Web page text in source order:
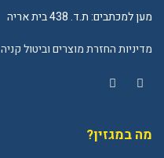
מען למכתבים: ת.ד. 438 בית אריה
מדיניות החזרת מוצרים וביטול קניה
מה במגזין?